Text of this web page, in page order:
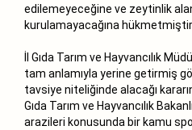
edilemeyeceğine ve zeytinlik
kurulamayacağına hükmetmiştir.
İl Gıda Tarım ve Hayvancılık
tam anlamıyla yerine getirmiş
tavsiye niteliğinde alacağı
Gıda Tarım ve Hayvancılık
arazileri konusunda bir kamu